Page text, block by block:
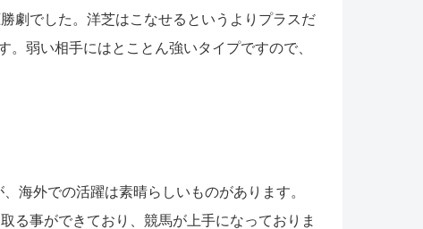
劇でした。洋芝はこなせるというよりプラスだ
弱い相手にはとことん強いタイプですので、
海外での活躍は素晴らしいものがあります。
る事ができており、競馬が上手になっておりま